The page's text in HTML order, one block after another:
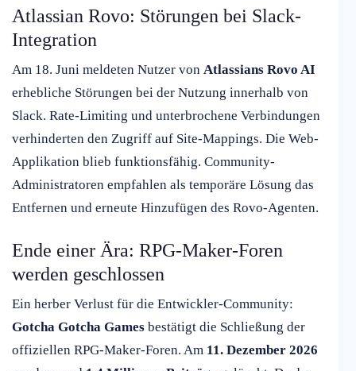
Atlassian Rovo: Störungen bei Slack-
Integration
Am 18. Juni meldeten Nutzer von Atlassians Rovo AI
erhebliche Störungen bei der Nutzung innerhalb von
Slack. Rate-Limiting und unterbrochene Verbindungen
verhinderten den Zugriff auf Site-Mappings. Die Web-
Applikation blieb funktionsfähig. Community-
Administratoren empfahlen als temporäre Lösung das
Entfernen und erneute Hinzufügen des Rovo-Agenten.
Ende einer Ära: RPG-Maker-Foren
werden geschlossen
Ein herber Verlust für die Entwickler-Community:
Gotcha Gotcha Games bestätigt die Schließung der
offiziellen RPG-Maker-Foren. Am 11. Dezember 2026